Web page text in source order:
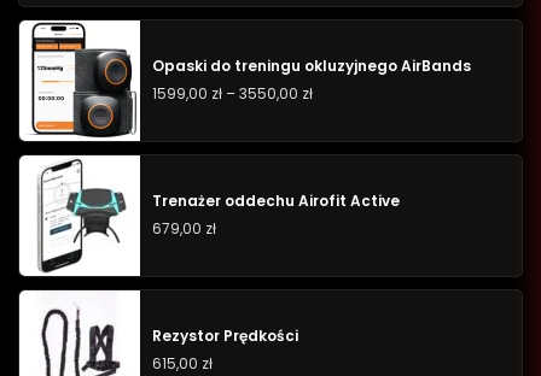
Opaski do treningu okluzyjnego AirBands
1599,00 zł –3550,00 zł
Trenażer oddechu Airofit Active
679,00 zł
Rezystor Prędkości
615,00 zł